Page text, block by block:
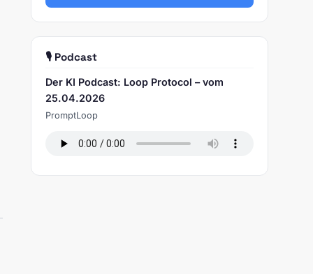
🎙️ Podcast
Der KI Podcast: Loop Protocol – vom
25.04.2026
PromptLoop